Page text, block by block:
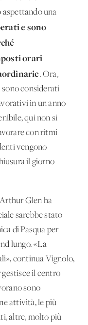
aspettando una
e sono
orari
. Ora,
sono considerati
in un anno
qui non si
con ritmi
vengono
il giorno
Glen ha
sarebbe stato
di Pasqua per
lungo. «La
continua Vignolo,
il centro
sono
attività, le più
altre, molto più